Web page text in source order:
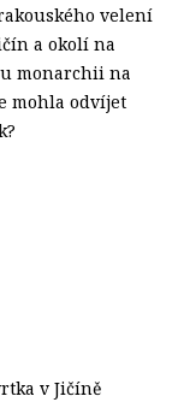
velení
a okolí na
monarchii na
mohla odvíjet
v Jičíně